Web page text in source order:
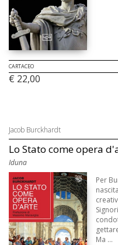
CARTACEO
€ 22,00
Jacob Burckhardt
Lo Stato come opera
Iduna
Per
Ma ...